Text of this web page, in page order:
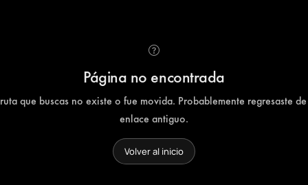
Página no encontrada
que buscas no existe o fue movida. Probablemente regresaste
enlace antiguo.
Volver al inicio